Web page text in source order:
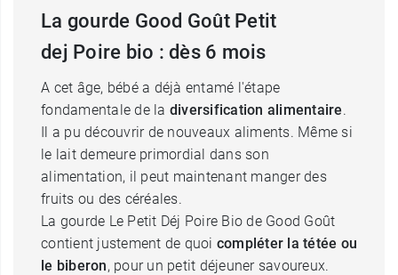
La gourde Good Goût Petit
dej Poire bio : dès 6 mois
A cet âge, bébé a déjà entamé l'étape
fondamentale de la diversification alimentaire.
Il a pu découvrir de nouveaux aliments. Même si
le lait demeure primordial dans son
alimentation, il peut maintenant manger des
fruits ou des céréales.
La gourde Le Petit Déj Poire Bio de Good Goût
contient justement de quoi compléter la tétée ou
le biberon, pour un petit déjeuner savoureux.